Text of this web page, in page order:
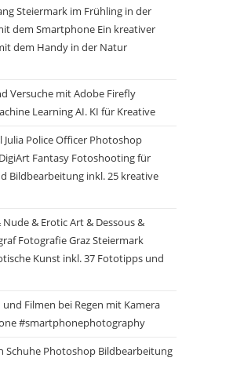
Steiermark im Frühling in der
dem Smartphone Ein kreativer
dem Handy in der Natur
Versuche mit Adobe Firefly
Learning AI. KI für Kreative
Julia Police Officer Photoshop
Fantasy Fotoshooting für
Bildbearbeitung inkl. 25 kreative
& Erotic Art & Dessous &
Fotografie Graz Steiermark
Kunst inkl. 37 Fototipps und
Filmen bei Regen mit Kamera
#smartphonephotography
Schuhe Photoshop Bildbearbeitung